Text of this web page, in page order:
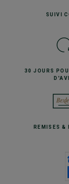
SUIVI
30 JOURS
REMISES&